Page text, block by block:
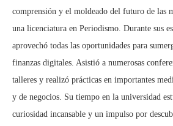
comprensión y el moldeado del futuro de las
una licenciatura en Periodismo. Durante sus
aprovechó todas las oportunidades para
finanzas digitales. Asistió a numerosas
talleres y realizó prácticas en importantes
y de negocios. Su tiempo en la universidad
curiosidad incansable y un impulso por